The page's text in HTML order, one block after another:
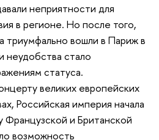
неприятности для
в регионе. Но после того,
триумфально вошли в Париж в
неудобства стало
статуса.
великих европейских
Российская империя начала
Французской и Британской
возможность